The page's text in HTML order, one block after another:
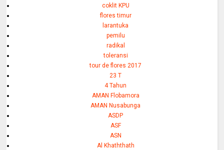
coklit KPU
flores timur
larantuka
pemilu
radikal
toleransi
tour de flores 2017
23 T
4 Tahun
AMAN Flobamora
AMAN Nusabunga
ASDP
ASF
ASN
Al Khaththath